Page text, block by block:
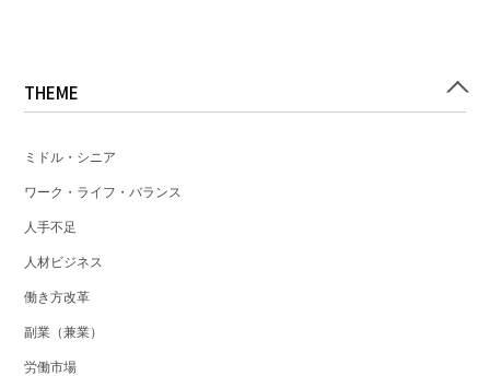
THEME
ミドル・シニア
ワーク・ライフ・バランス
人手不足
人材ビジネス
働き方改革
副業（兼業）
労働市場